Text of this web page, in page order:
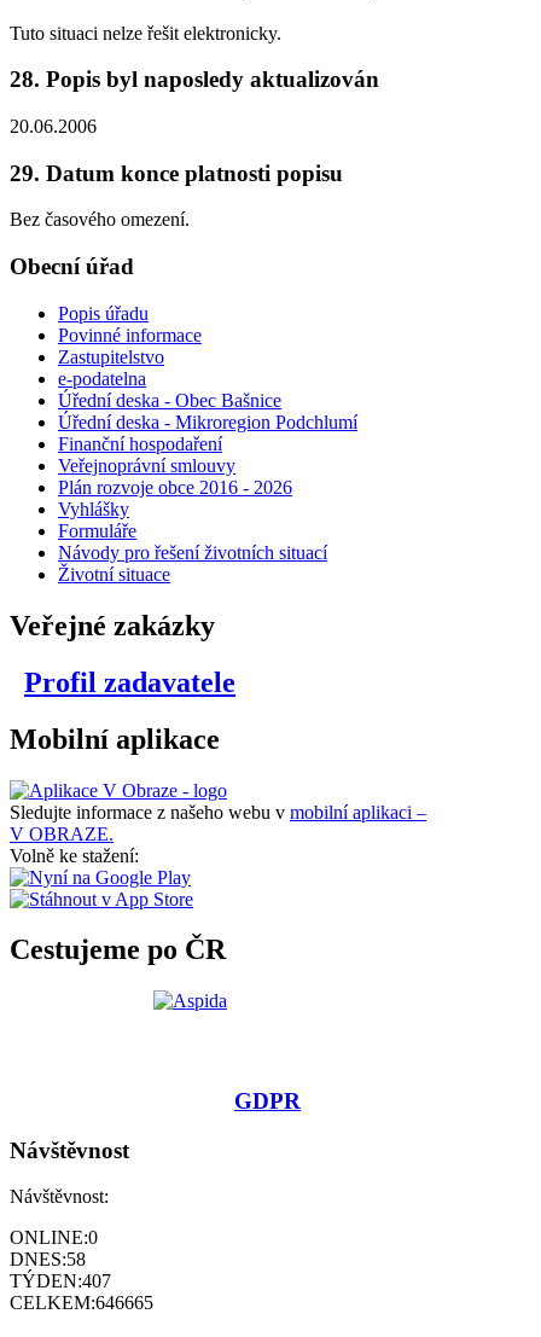
Tuto situaci nelze řešit elektronicky.
28. Popis byl naposledy aktualizován
20.06.2006
29. Datum konce platnosti popisu
Bez časového omezení.
Obecní úřad
Popis úřadu
Povinné informace
Zastupitelstvo
e-podatelna
Úřední deska - Obec Bašnice
Úřední deska - Mikroregion Podchlumí
Finanční hospodaření
Veřejnoprávní smlouvy
Plán rozvoje obce 2016 - 2026
Vyhlášky
Formuláře
Návody pro řešení životních situací
Životní situace
Veřejné zakázky
Profil zadavatele
Mobilní aplikace
Sledujte informace z našeho webu v mobilní aplikaci –
V OBRAZE.
Volně ke stažení:
Cestujeme po ČR
GDPR
Návštěvnost
Návštěvnost:
ONLINE:0
DNES:58
TÝDEN:407
CELKEM:646665